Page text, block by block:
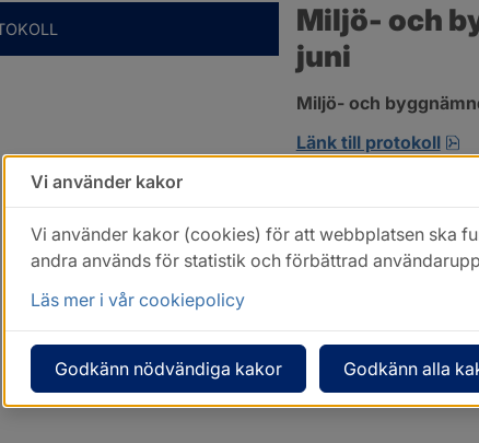
Miljö- och
juni
Miljö- och
Länk till protokoll
Vi använder kakor
Vi använder kakor (cookies) för att webbplatsen ska
andra används för statistik och förbättrad
Läs mer i vår cookiepolicy
Godkänn nödvändiga kakor Godkänn alla